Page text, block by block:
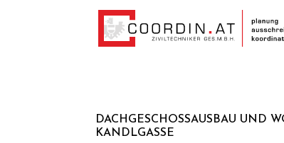
DACHGESCHOSSAUSBAU UND
ANDLGASSE